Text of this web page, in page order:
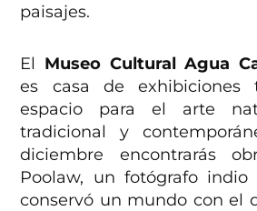
paisajes.
El Museo Cultural Agua
es casa de exhibiciones
espacio para el arte
tradicional y
diciembre encontrarás
Poolaw, un fotógrafo indio
conservó un mundo con el